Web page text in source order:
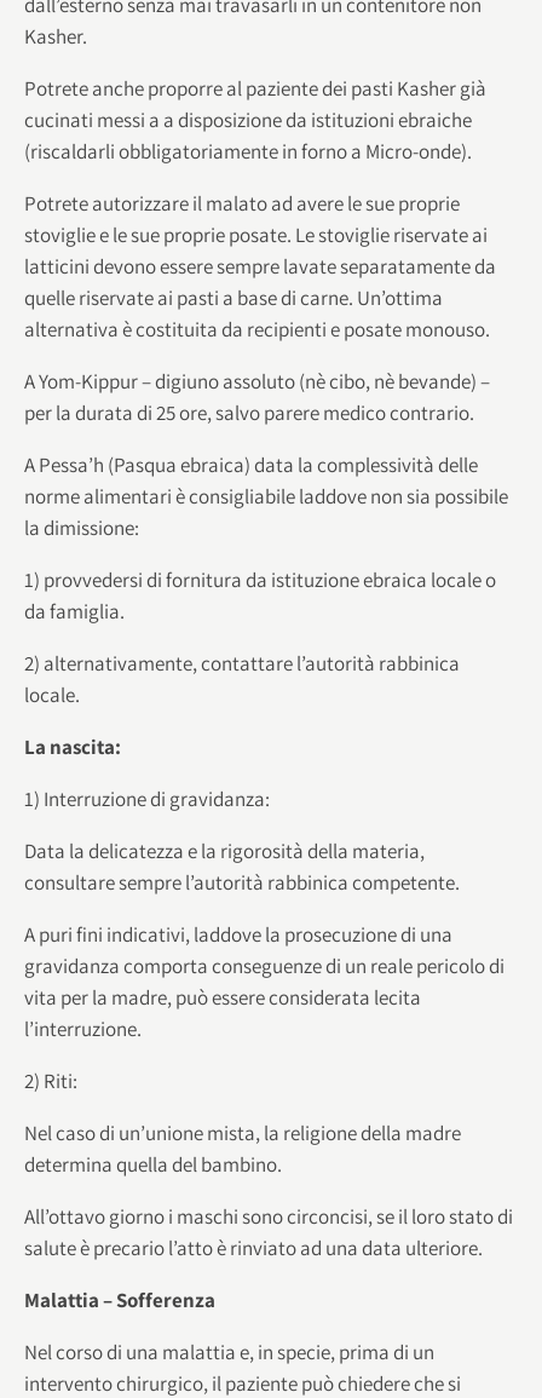
Kasher.
Potrete anche proporre al paziente dei pasti Kasher già
cucinati messi a a disposizione da istituzioni ebraiche
(riscaldarli obbligatoriamente in forno a Micro-onde).
Potrete autorizzare il malato ad avere le sue proprie
stoviglie e le sue proprie posate. Le stoviglie riservate ai
latticini devono essere sempre lavate separatamente da
quelle riservate ai pasti a base di carne. Un’ottima
alternativa è costituita da recipienti e posate monouso.
A Yom-Kippur – digiuno assoluto (nè cibo, nè bevande) –
per la durata di 25 ore, salvo parere medico contrario.
A Pessa’h (Pasqua ebraica) data la complessività delle
norme alimentari è consigliabile laddove non sia possibile
la dimissione:
1) provvedersi di fornitura da istituzione ebraica locale o
da famiglia.
2) alternativamente, contattare l’autorità rabbinica
locale.
La nascita:
1) Interruzione di gravidanza:
Data la delicatezza e la rigorosità della materia,
consultare sempre l’autorità rabbinica competente.
A puri fini indicativi, laddove la prosecuzione di una
gravidanza comporta conseguenze di un reale pericolo di
vita per la madre, può essere considerata lecita
l’interruzione.
2) Riti:
Nel caso di un’unione mista, la religione della madre
determina quella del bambino.
All’ottavo giorno i maschi sono circoncisi, se il loro stato di
salute è precario l’atto è rinviato ad una data ulteriore.
Malattia – Sofferenza
Nel corso di una malattia e, in specie, prima di un
intervento chirurgico, il paziente può chiedere che si